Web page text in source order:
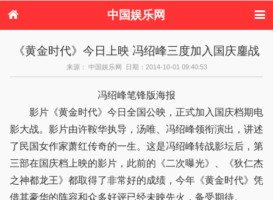
中国娱乐网
电视剧
演唱会 综艺节目
偶像活动
《黄金时代》今日上映 冯绍峰三度加入国庆鏖战
来源： 中国娱乐网 日期：2014-10-01 09:40:53
冯绍峰笔锋版海报
影片《黄金时代》今日全国公映，正式加入国庆档期电
影大战。影片由许鞍华执导，汤唯、冯绍峰领衔演出，讲述
了民国女作家萧红传奇的一生。这是冯绍峰转战影坛后，第
三部在国庆档上映的影片，此前的《二次曝光》、《狄仁杰
之神都龙王》都取得了非常好的成绩，今年《黄金时代》凭
借其豪华的阵容和众多好评已经未映先火，备受期待。